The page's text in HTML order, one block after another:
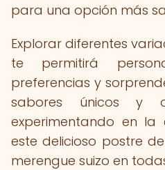
para una opción más
Explorar diferentes
te permitirá
preferencias y
sabores únicos y
experimentando en
este delicioso postre
merengue suizo en